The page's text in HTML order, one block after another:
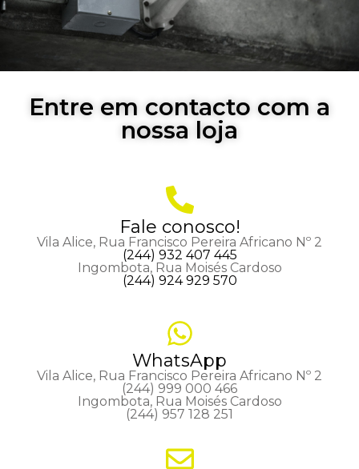
Entre em contacto com a
nossa loja
Fale conosco!
Vila Alice, Rua Francisco Pereira Africano Nº 2
(244) 932 407 445
Ingombota, Rua Moisés Cardoso
(244) 924 929 570
WhatsApp
Vila Alice, Rua Francisco Pereira Africano Nº 2
(244) 999 000 466
Ingombota, Rua Moisés Cardoso
(244) 957 128 251